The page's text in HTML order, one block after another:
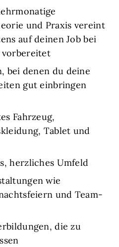
und Praxis vereint
auf deinen Job bei
bei denen du deine
gut einbringen
Fahrzeug,
Tablet und
herzliches Umfeld
wie
und Team-
die zu